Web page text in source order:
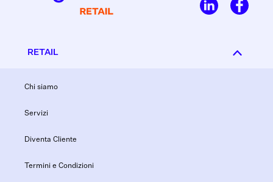
RETAIL
Chi siamo
Servizi
Diventa Cliente
Termini e Condizioni